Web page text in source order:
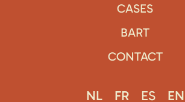
CASES
BART
CONTACT
NL FR ES EN